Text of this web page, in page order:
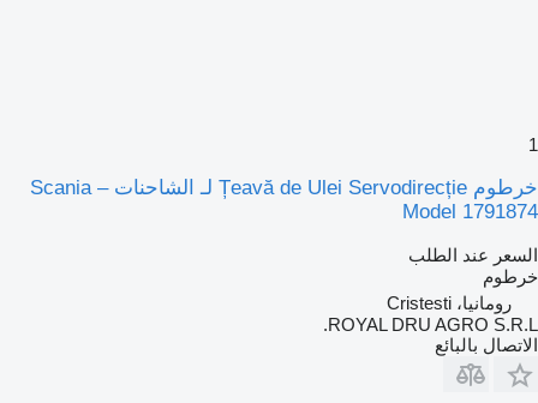
1
خرطوم Țeavă de Ulei Servodirecție لـ الشاحنات Scania –
Model 1791874
السعر عند الطلب
خرطوم
رومانيا، Cristesti
ROYAL DRU AGRO S.R.L.
الاتصال بالبائع